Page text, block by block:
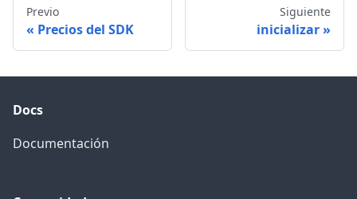
Previo
Precios del SDK
Siguiente
inicializar
Docs
Documentación